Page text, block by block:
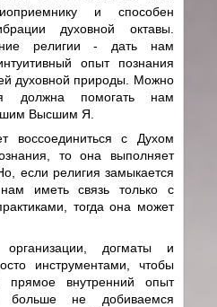
и способен
духовной октавы.
религии - дать нам
опыт познания
духовной природы. Можно
должна помогать нам
Высшим Я.
воссоединиться с Духом
то она выполняет
если религия замыкается
иметь связь только с
тогда она может
организации, догматы и
инструментами, чтобы
прямое внутренний опыт
не добиваемся